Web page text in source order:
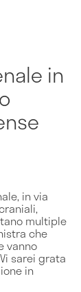
in
in via
multiple
che
vanno
sarei grata
in